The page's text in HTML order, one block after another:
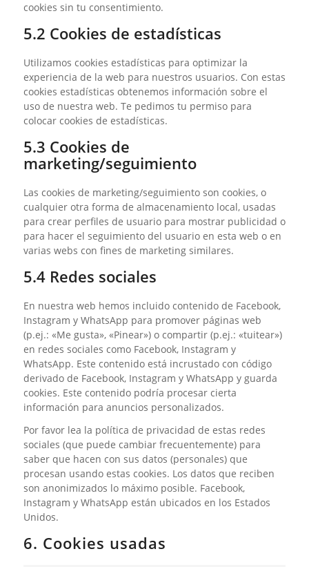
cookies sin tu consentimiento.
5.2 Cookies de estadísticas
Utilizamos cookies estadísticas para optimizar la
experiencia de la web para nuestros usuarios. Con estas
cookies estadísticas obtenemos información sobre el
uso de nuestra web. Te pedimos tu permiso para
colocar cookies de estadísticas.
5.3 Cookies de
marketing/seguimiento
Las cookies de marketing/seguimiento son cookies, o
cualquier otra forma de almacenamiento local, usadas
para crear perfiles de usuario para mostrar publicidad o
para hacer el seguimiento del usuario en esta web o en
varias webs con fines de marketing similares.
5.4 Redes sociales
En nuestra web hemos incluido contenido de Facebook,
Instagram y WhatsApp para promover páginas web
(p.ej.: «Me gusta», «Pinear») o compartir (p.ej.: «tuitear»)
en redes sociales como Facebook, Instagram y
WhatsApp. Este contenido está incrustado con código
derivado de Facebook, Instagram y WhatsApp y guarda
cookies. Este contenido podría procesar cierta
información para anuncios personalizados.
Por favor lea la política de privacidad de estas redes
sociales (que puede cambiar frecuentemente) para
saber que hacen con sus datos (personales) que
procesan usando estas cookies. Los datos que reciben
son anonimizados lo máximo posible. Facebook,
Instagram y WhatsApp están ubicados en los Estados
Unidos.
6. Cookies usadas